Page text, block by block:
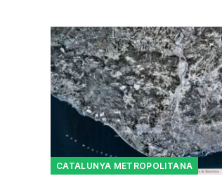
CATALUNYA METROPOLITANA